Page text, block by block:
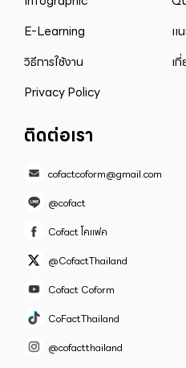
E-Learning
แ
วิธีการใช้งาน
เ
Privacy Policy
ติดต่อเรา
cofactcoform@gmail.com
@cofact
Cofact โคแฟค
@CofactThailand
Cofact Coform
CoFactThailand
@cofactthailand